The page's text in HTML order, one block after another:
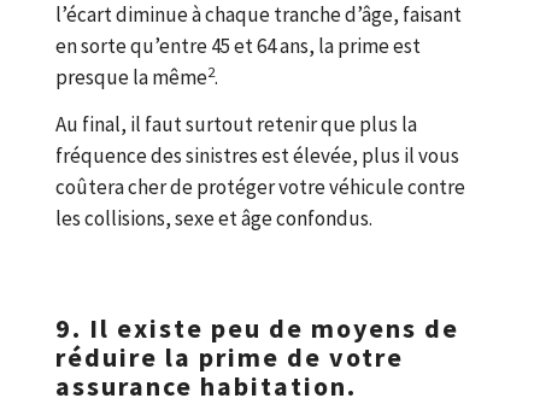
l’écart diminue à chaque tranche d’âge, faisant
en sorte qu’entre 45 et 64 ans, la prime est
presque la même2.
Au final, il faut surtout retenir que plus la
fréquence des sinistres est élevée, plus il vous
coûtera cher de protéger votre véhicule contre
les collisions, sexe et âge confondus.
9. Il existe peu de moyens de
réduire la prime de votre
assurance habitation.